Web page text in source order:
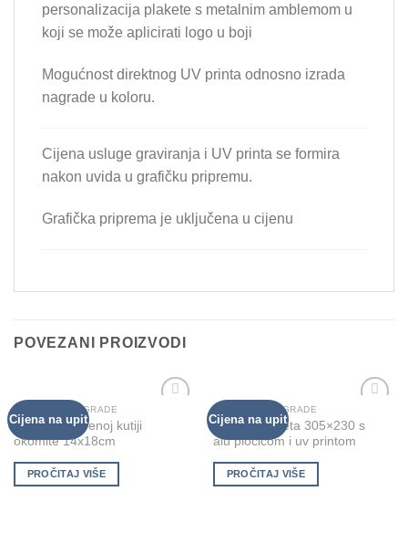
personalizacija plakete s metalnim amblemom u
koji se može aplicirati logo u boji
Mogućnost direktnog UV printa odnosno izrada
nagrade u koloru.
Cijena usluge graviranja i UV printa se formira
nakon uvida u grafičku pripremu.
Grafička priprema je uključena u cijenu
POVEZANI PROIZVODI
Cijena na upit
PLAKETE I NAGRADE
Plakete u crvenoj kutiji
okomite 14x18cm
PROČITAJ VIŠE
Cijena na upit
Wishlist
PLAKETE I NAGRADE
Drvena plaketa 305×230 s
alu pločicom i uv printom
PROČITAJ VIŠE